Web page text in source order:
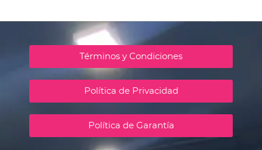
Términos y Condiciones
Política de Privacidad
Política de Garantía